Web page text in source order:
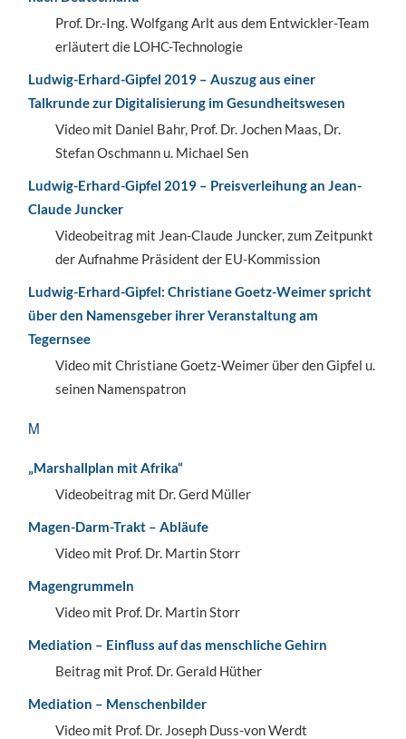
Prof. Dr.-Ing. Wolfgang Arlt aus dem Entwickler-Team
erläutert die LOHC-Technologie
Ludwig-Erhard-Gipfel 2019 – Auszug aus einer
Talkrunde zur Digitalisierung im Gesundheitswesen
Video mit Daniel Bahr, Prof. Dr. Jochen Maas, Dr.
Stefan Oschmann u. Michael Sen
Ludwig-Erhard-Gipfel 2019 – Preisverleihung an Jean-
Claude Juncker
Videobeitrag mit Jean-Claude Juncker, zum Zeitpunkt
der Aufnahme Präsident der EU-Kommission
Ludwig-Erhard-Gipfel: Christiane Goetz-Weimer spricht
über den Namensgeber ihrer Veranstaltung am
Tegernsee
Video mit Christiane Goetz-Weimer über den Gipfel u.
seinen Namenspatron
M
„Marshallplan mit Afrika“
Videobeitrag mit Dr. Gerd Müller
Magen-Darm-Trakt – Abläufe
Video mit Prof. Dr. Martin Storr
Magengrummeln
Video mit Prof. Dr. Martin Storr
Mediation – Einfluss auf das menschliche Gehirn
Beitrag mit Prof. Dr. Gerald Hüther
Mediation – Menschenbilder
Video mit Prof. Dr. Joseph Duss-von Werdt